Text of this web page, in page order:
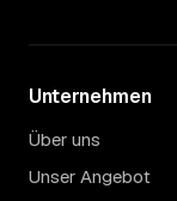
Unternehmen
Über uns
Unser Angebot